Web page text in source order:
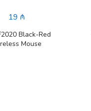
19 ₼
Black-Red
Mouse